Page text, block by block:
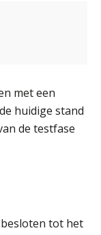
met een
huidige stand
de testfase
tot het